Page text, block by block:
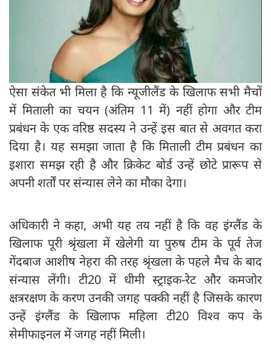
ऐसा संकेत भी मिला है कि न्यूजीलैंड के खिलाफ सभी मैचों
में मिताली का चयन (अंतिम 11 में) नहीं होगा और टीम
प्रबंधन के एक वरिष्ठ सदस्य ने उन्हें इस बात से अवगत करा
दिया है। यह समझा जाता है कि मिताली टीम प्रबंधन का
इशारा समझ रही है और क्रिकेट बोर्ड उन्हें छोटे प्रारूप से
अपनी शर्तों पर संन्यास लेने का मौका देगा।
अधिकारी ने कहा, अभी यह तय नहीं है कि वह इंग्लैंड के
खिलाफ पूरी श्रृंखला में खेलेगी या पुरुष टीम के पूर्व तेज
गेंदबाज आशीष नेहरा की तरह श्रृंखला के पहले मैच के बाद
संन्यास लेंगी। टी20 में धीमी स्ट्राइक-रेट और कमजोर
क्षत्ररक्षण के करण उनकी जगह पक्की नहीं है जिसके कारण
उन्हें इंग्लैंड के खिलाफ महिला टी20 विश्व कप के
सेमीफाइनल में जगह नहीं मिली।